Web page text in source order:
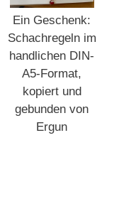
Ein Geschenk:
Schachregeln im
handlichen DIN-
A5-Format,
kopiert und
gebunden von
Ergun